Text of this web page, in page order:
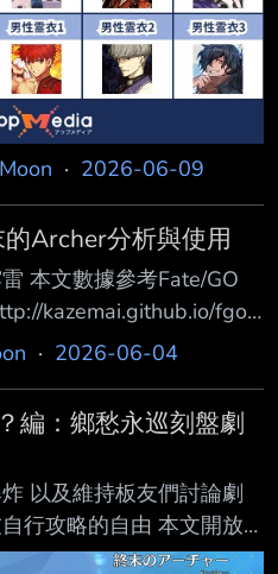
media/HKYGHKmakAAa
製作自己的許願圖 下面分
單： 1.★★★★★ 水之高
也差不多該來了吧 ‧
· 2026-06-09
Archer分析與使用
本文數據參考Fate/GO
kazemai.github.io/fgo-
血量、攻擊] Archer弓
之力、秩序、中庸、神
七騎士 [卡片及隱藏數值]
卡4hit，Q卡4hit，Ex 6hit
率8.1% 以自己打一套來
後 （不計入技能
· 2026-06-04
編：鄉愁永巡刻盤劇
以及維持板友們討論劇
行攻略的自由 本文開放
「？？？編 鄉愁永巡刻